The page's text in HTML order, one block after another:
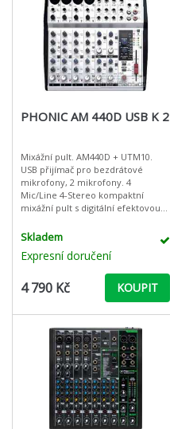
PHONIC AM 440D USB K 2
Mixážní pult. AM440D + UTM10.
USB přijímač pro bezdrátové
mikrofony, 2 mikrofony. 4
Mic/Line 4-Stereo kompaktní
mixážní pult s digitální efektovou
pultů viniká svou kompaktností a
Skladem
Expresní doručení
4 790 Kč KOUPIT